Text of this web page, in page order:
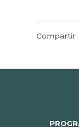
Compartir